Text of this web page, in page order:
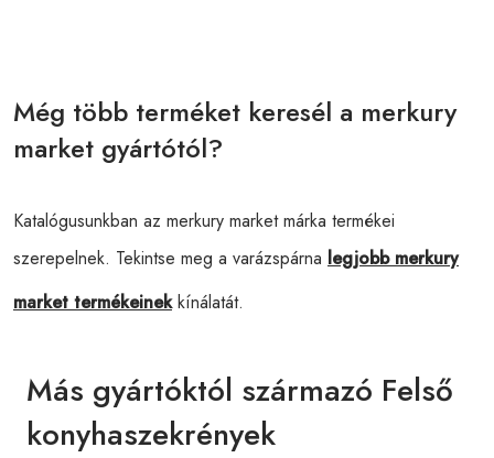
Még több terméket keresél a merkury
market gyártótól?
Katalógusunkban az merkury market márka termékei
szerepelnek. Tekintse meg a varázspárna legjobb merkury
market termékeinekkínálatát.
Más gyártóktól származó Felső
konyhaszekrények